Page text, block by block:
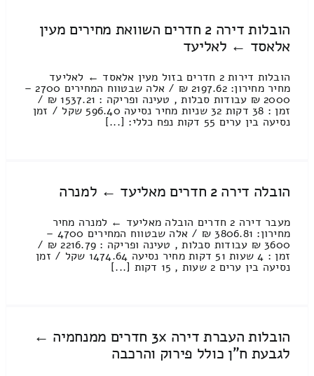
הובלות דירה 2 חדרים השוואת מחירים מעין
אלאסד ← לאליעד
הובלות דירות 2 חדרים בזול מעין אלאסד ← לאליעד
מחיר מחירון: 2197.62 ₪ / אלה שבטווח המחירים 2700 –
2000 ₪ עבודות סבלות , טעינה ופריקה : 1537.21 ₪ /
זמן : 38 דקות 32 שניות מחיר נסיעה 596.40 שקל / זמן
נסיעה בין ערים 55 דקות נפח כללי: [...]
הובלה דירה 2 חדרים מאליעד ← למנרה
מעבר דירה 2 חדרים הובלה מאליעד ← למנרה מחיר
מחירון: 3806.81 ₪ / אלה שבטווח המחירים 4700 –
3600 ₪ עבודות סבלות , טעינה ופריקה : 2216.79 ₪ /
זמן : 4 שעות 51 דקות מחיר נסיעה 1474.64 שקל / זמן
נסיעה בין ערים 2 שעות , 15 דקות [...]
הובלות העברת דירה 3x חדרים ממנחמיה ←
לגבעת ח"ן כולל פירוק והרכבה